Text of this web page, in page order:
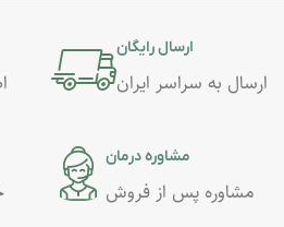
ارسال رایگان
ارسال به سراسر ایران
مشاوره درمان
مشاوره پس از فروش